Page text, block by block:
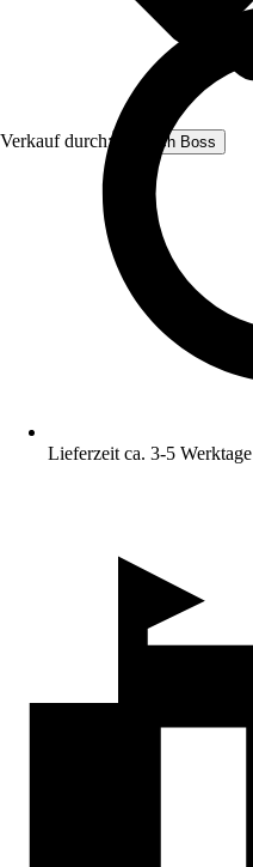
Verkauf durch: Teppich Boss
Lieferzeit ca. 3-5 Werktage